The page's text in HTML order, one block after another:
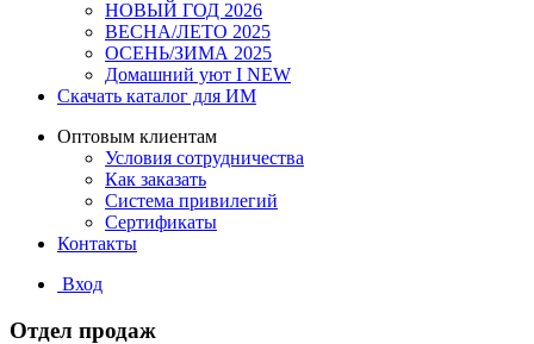
НОВЫЙ ГОД 2026
ВЕСНА/ЛЕТО 2025
ОСЕНЬ/ЗИМА 2025
Домашний уют I NEW
Скачать каталог для ИМ
Оптовым клиентам
Условия сотрудничества
Как заказать
Система привилегий
Сертификаты
Контакты
Вход
Отдел продаж